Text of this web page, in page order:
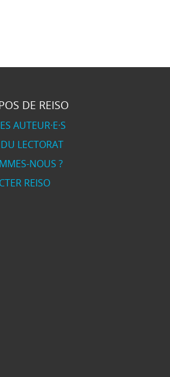
DE REISO
AUTEUR·E·S
LECTORAT
NOUS ?
REISO